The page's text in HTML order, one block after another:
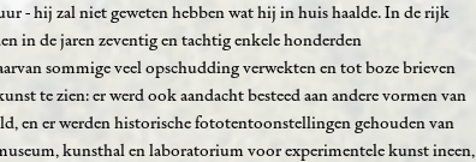
- hij zal niet geweten hebben wat hij in huis haalde. In de rijk
in de jaren zeventig en tachtig enkele honderden
sommige veel opschudding verwekten en tot boze brieven
te zien: er werd ook aandacht besteed aan andere vormen van
en er werden historische fototentoonstellingen gehouden van
kunsthal en laboratorium voor experimentele kunst ineen,